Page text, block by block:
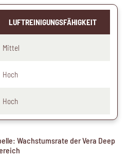
LUFTREINIGUNGSFÄHIGKEIT
Mittel
Hoch
Hoch
Wachstumsrate der Vera Deep